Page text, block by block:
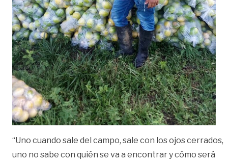
“Uno cuando sale del campo, sale con los ojos cerrados,
uno no sabe con quién se va a encontrar y cómo será